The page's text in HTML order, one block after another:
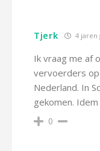
Tjerk 4 jaren
Ik vraag me af
vervoerders
Nederland. In
gekomen. Idem
0